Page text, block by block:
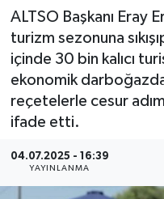
ALTSO Başkanı Eray
turizm sezonuna
içinde 30 bin kalıcı
ekonomik
reçetelerle cesur
ifade etti.
04.07.2025 - 16:39
YAYINLANMA
Ekonomi
Gazipaşa
Haber Arşivi